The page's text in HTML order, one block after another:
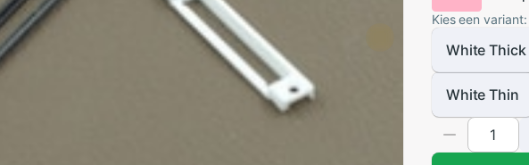
Kies een variant:
White Thick
White Thin